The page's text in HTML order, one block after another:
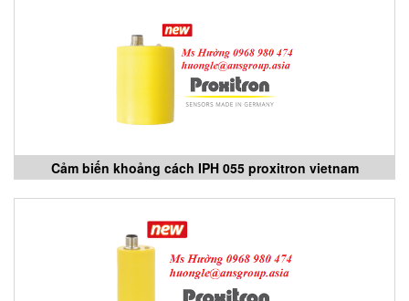
Cảm biến khoảng cách IPH 055 proxitron vietnam